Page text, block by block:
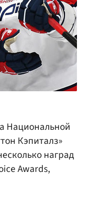
Национальной
Кэпиталз»
наград
Awards,